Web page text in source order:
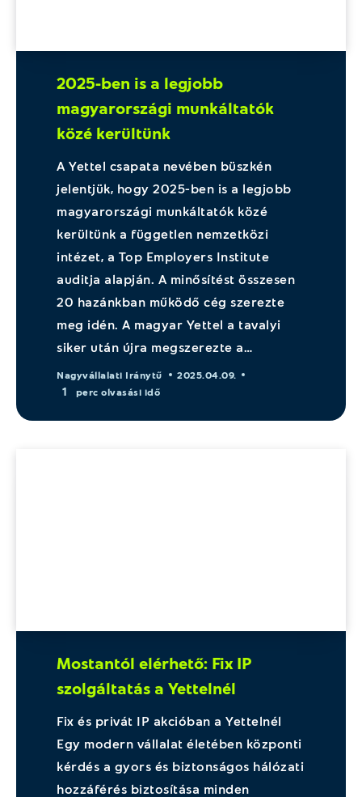
2025-ben is a legjobb
magyarországi munkáltatók
közé kerültünk
A Yettel csapata nevében büszkén
jelentjük, hogy 2025-ben is a legjobb
magyarországi munkáltatók közé
kerültünk a független nemzetközi
intézet, a Top Employers Institute
auditja alapján. A minősítést összesen
20 hazánkban működő cég szerezte
meg idén. A magyar Yettel a tavalyi
siker után újra megszerezte a…
Nagyvállalati Iránytű 2025.04.09.
1 perc olvasási idő
Mostantól elérhető: Fix IP
szolgáltatás a Yettelnél
Fix és privát IP akcióban a Yettelnél
Egy modern vállalat életében központi
kérdés a gyors és biztonságos hálózati
hozzáférés biztosítása minden